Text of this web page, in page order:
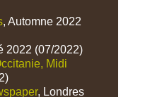
, Automne 2022
2022 (07/2022)
Midi
, Londres